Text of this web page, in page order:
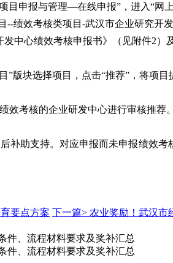
目申报与管理—在线申报”，进入“网
--绩效考核类项目-武汉市企业研究开
中心绩效考核申报书》（见附件2
版块选择项目，点击“推荐”，将项目
效考核的企业研发中心进行审核推荐。
补助支持。对应申报而未申报绩效
要点方案 下一篇> 农业奖励！武汉市
件、流程材料要求及奖补汇总
件、流程材料要求及奖补汇总